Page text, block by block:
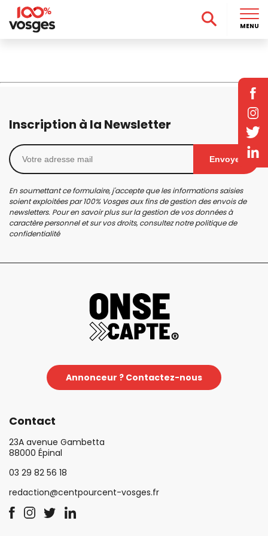
Inscription à la Newsletter
Envoyer
En soumettant ce formulaire, j'accepte que les informations saisies
soient exploitées par 100% Vosges aux fins de gestion des envois de
newsletters. Pour en savoir plus sur la gestion de vos données à
caractère personnel et sur vos droits, consultez notrepolitique de
confidentialité
Annonceur ? Contactez-nous
Contact
23A avenue Gambetta
88000 Épinal
03 29 82 56 18
redaction@centpourcent-vosges.fr
MENU